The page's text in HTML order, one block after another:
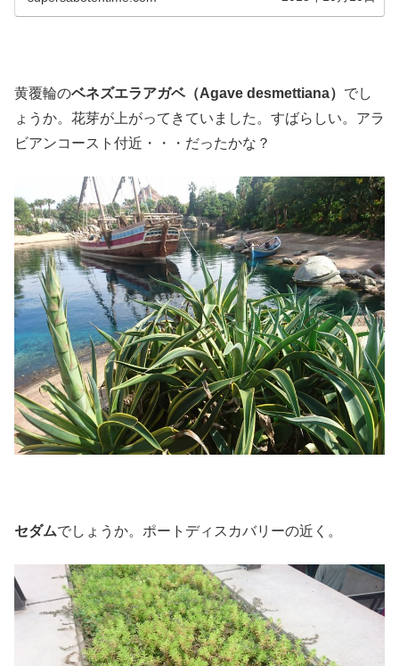
黄覆輪のベネズエラアガベ（Agave desmettiana） でし
ょうか。花芽が上がってきていました。すばらしい。アラ
ビアンコースト付近・・・だったかな？
セダムでしょうか。ポートディスカバリーの近く。